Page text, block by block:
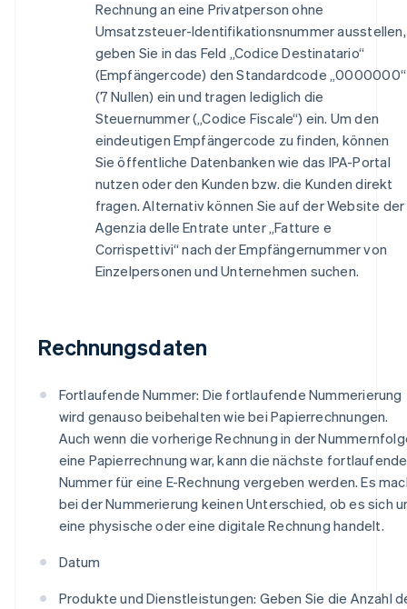
Rechnung an eine Privatperson ohne
Umsatzsteuer-Identifikationsnummer ausstellen,
geben Sie in das Feld „Codice Destinatario“
(Empfängercode) den Standardcode „0000000“
(7 Nullen) ein und tragen lediglich die
Steuernummer („Codice Fiscale“) ein. Um den
eindeutigen Empfängercode zu finden, können
Sie öffentliche Datenbanken wie das IPA-Portal
nutzen oder den Kunden bzw. die Kunden direkt
fragen. Alternativ können Sie auf der Website der
Agenzia delle Entrate unter „Fatture e
Corrispettivi“ nach der Empfängernummer von
Einzelpersonen und Unternehmen suchen.
Rechnungsdaten
Fortlaufende Nummer: Die fortlaufende Nummerierung
wird genauso beibehalten wie bei Papierrechnungen.
Auch wenn die vorherige Rechnung in der
eine Papierrechnung war, kann die nächste fortlaufende
Nummer für eine E-Rechnung vergeben werden. Es
bei der Nummerierung keinen Unterschied, ob es sich
eine physische oder eine digitale Rechnung handelt.
Datum
Produkte und Dienstleistungen: Geben Sie die Anzahl